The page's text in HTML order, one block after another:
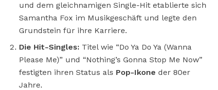
und dem gleichnamigen Single-Hit etablierte sich
Samantha Fox im Musikgeschäft und legte den
Grundstein für ihre Karriere.
Die Hit-Singles: Titel wie “Do Ya Do Ya (Wanna
Please Me)” und “Nothing’s Gonna Stop Me Now”
festigten ihren Status als Pop-Ikone der 80er
Jahre.